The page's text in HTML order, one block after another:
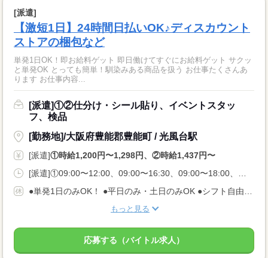
[派遣]
【激短1日】24時間日払いOK♪ディスカウント
ストアの梱包など
単発1日OK！即お給料ゲット 即日働けてすぐにお給料ゲット サクッ
と単発OK とっても簡単！馴染みある商品を扱う お仕事たくさんあ
ります お仕事内容...
[派遣]①②仕分け・シール貼り、イベントスタッ
フ、検品
[勤務地]/大阪府豊能郡豊能町 / 光風台駅
[派遣]①時給1,200円〜1,298円、②時給1,437円〜
もっと見る
応募する（バイトル求人）